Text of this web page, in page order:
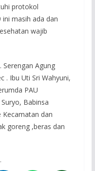
protokol
masih ada dan
wajib
Serengan Agung
. Ibu Uti Sri Wahyuni,
PAU
Babinsa
Kecamatan dan
goreng ,beras dan